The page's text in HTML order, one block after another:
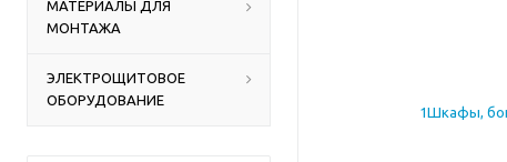
МАТЕРИАЛЫ ДЛЯ
МОНТАЖА
ЭЛЕКТРОЩИТОВОЕ
ОБОРУДОВАНИЕ